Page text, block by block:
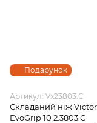
Подарунок
Артикул: Vx23803.C
Складаний ніж
EvoGrip 10 2.3803.C